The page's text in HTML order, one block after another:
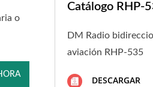
o
Catálogo RHP-
DM Radio
aviación RHP-535
DESCARGAR